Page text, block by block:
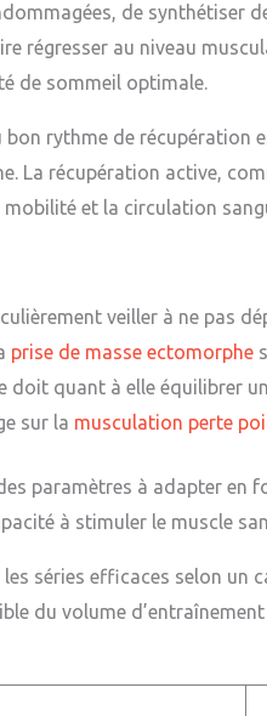
de synthétiser
régresser au niveau
de sommeil optimale.
rythme de récupération
La récupération active,
et la circulation
veiller à ne pas
prise de masse ectomorphe
quant à elle équilibrer
sur la musculation perte
paramètres à adapter
à stimuler le muscle
séries efficaces selon un
du volume